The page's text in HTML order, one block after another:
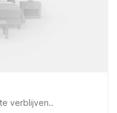
verblijven..